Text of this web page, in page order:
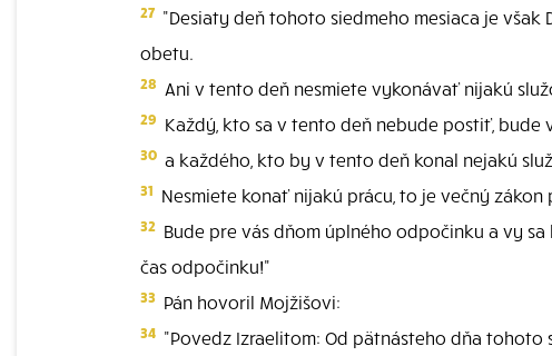
27 "Desiaty deň tohoto siedmeho mesiaca je
obetu.
28 Ani v tento deň nesmiete vykonávať nijakú
29 Každý, kto sa v tento deň nebude postiť, bude
30 a každého, kto by v tento deň konal nejakú
31 Nesmiete konať nijakú prácu, to je večný
32 Bude pre vás dňom úplného odpočinku a vy
čas odpočinku!"
33 Pán hovoril Mojžišovi:
34 "Povedz Izraelitom: Od pätnásteho dňa tohoto